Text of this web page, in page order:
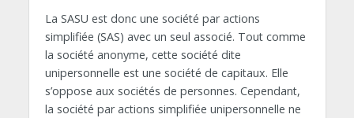
La SASU est donc une société par actions
simplifiée (SAS) avec un seul associé. Tout comme
la société anonyme, cette société dite
unipersonnelle est une société de capitaux. Elle
s’oppose aux sociétés de personnes. Cependant,
la société par actions simplifiée unipersonnelle ne